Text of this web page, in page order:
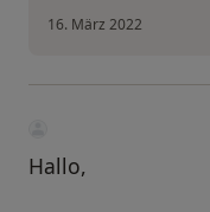
16. März 2022
Hallo,